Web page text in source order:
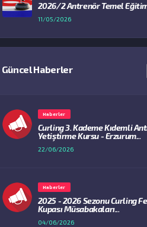
2026/2 Antrenör Temel Eğitim
11/05/2026
Güncel Haberler
Haberler
Curling 3. Kademe Kıdemli
Yetiştirme Kursu - Erzurum...
22/06/2026
Haberler
2025 - 2026 Sezonu Curling
Kupası Müsabakaları...
04/06/2026